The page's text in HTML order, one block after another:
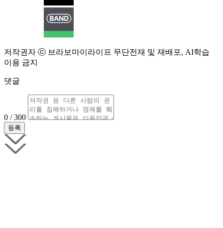
저작권자 ⓒ 브라보마이라이프 무단전재 및 재배포, AI학습
이용 금지
댓글
0 / 300